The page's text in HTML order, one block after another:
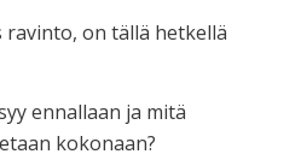
ravinto, on tällä hetkellä
ennallaan ja mitä
kokonaan?